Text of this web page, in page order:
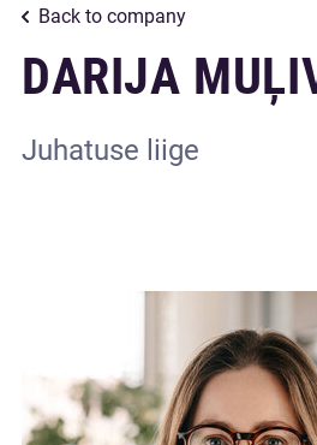
Back to company
DARIJA
Juhatuse liige